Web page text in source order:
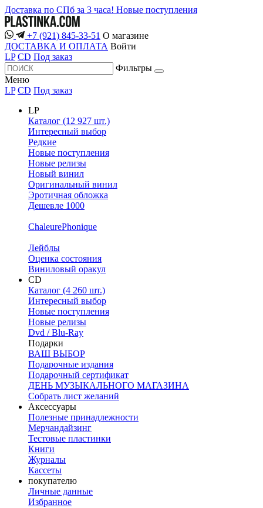
Доставка по СПб за 3 часа! Новые поступления
+7 (921) 845-33-51 О магазине
ДОСТАВКА И ОПЛАТА Войти
LP CD Под заказ
Фильтры
Меню
LP CD Под заказ
LP
Каталог (12 927 шт.)
Интересный выбор
Редкие
Новые поступления
Новые релизы
Новый винил
Оригинальный винил
Эротичная обложка
Дешевле 1000
ChaleurePhonique
Лейблы
Оценка состояния
Виниловый оракул
CD
Каталог (4 260 шт.)
Интересный выбор
Новые поступления
Новые релизы
Dvd / Blu-Ray
Подарки
ВАШ ВЫБОР
Подарочные издания
Подарочный сертификат
ДЕНЬ МУЗЫКАЛЬНОГО МАГАЗИНА
Собрать лист желаний
Аксессуары
Полезные принадлежности
Мерчандайзинг
Тестовые пластинки
Книги
Журналы
Кассеты
покупателю
Личные данные
Избранное